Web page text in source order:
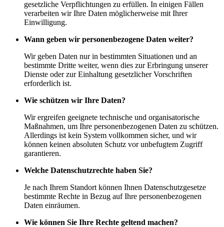
gesetzliche Verpflichtungen zu erfüllen. In einigen Fällen
verarbeiten wir Ihre Daten möglicherweise mit Ihrer
Einwilligung.
Wann geben wir personenbezogene Daten weiter?
Wir geben Daten nur in bestimmten Situationen und an
bestimmte Dritte weiter, wenn dies zur Erbringung unserer
Dienste oder zur Einhaltung gesetzlicher Vorschriften
erforderlich ist.
Wie schützen wir Ihre Daten?
Wir ergreifen geeignete technische und organisatorische
Maßnahmen, um Ihre personenbezogenen Daten zu schützen.
Allerdings ist kein System vollkommen sicher, und wir
können keinen absoluten Schutz vor unbefugtem Zugriff
garantieren.
Welche Datenschutzrechte haben Sie?
Je nach Ihrem Standort können Ihnen Datenschutzgesetze
bestimmte Rechte in Bezug auf Ihre personenbezogenen
Daten einräumen.
Wie können Sie Ihre Rechte geltend machen?